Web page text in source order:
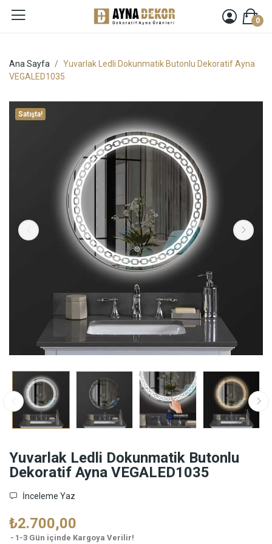
0
Ana Sayfa
Yuvarlak Ledli Dokunmatik Butonlu Dekoratif Ayna
VEGALED1035
Satışta!
Yuvarlak Ledli Dokunmatik Butonlu
Dekoratif Ayna VEGALED1035
İnceleme Yaz
₺2.700,00
1-3 Gün içinde Kargoya Verilir!